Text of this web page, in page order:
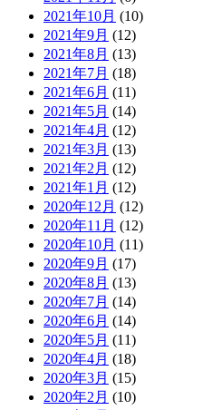
2021年10月 (10)
2021年9月 (12)
2021年8月 (13)
2021年7月 (18)
2021年6月 (11)
2021年5月 (14)
2021年4月 (12)
2021年3月 (13)
2021年2月 (12)
2021年1月 (12)
2020年12月 (12)
2020年11月 (12)
2020年10月 (11)
2020年9月 (17)
2020年8月 (13)
2020年7月 (14)
2020年6月 (14)
2020年5月 (11)
2020年4月 (18)
2020年3月 (15)
2020年2月 (10)